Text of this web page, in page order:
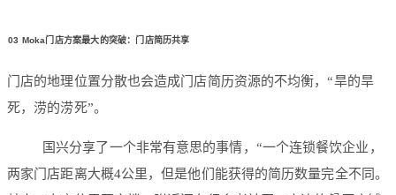
03 Moka门店方案最大的突破：门店简历共享
门店的地理位置分散也会造成门店简历资源的不均衡，“旱的旱
死，涝的涝死”。
国兴分享了一个非常有意思的事情，“一个连锁餐饮企业，
两家门店距离大概4公里，但是他们能获得的简历数量完全不同。